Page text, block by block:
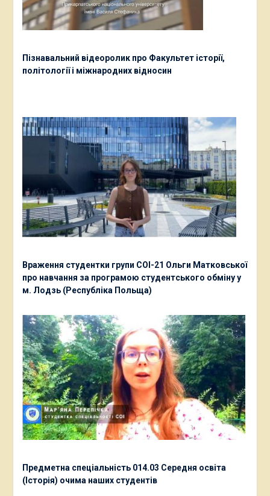
Пізнавальний відеоролик про Факультет історії,
політології і міжнародних відносин
Враження студентки групи СОІ-21 Ольги Матковської
про навчання за програмою студентського обміну у
м. Лодзь (Республіка Польща)
Предметна спеціальність 014.03 Середня освіта
(Історія) очима наших студентів